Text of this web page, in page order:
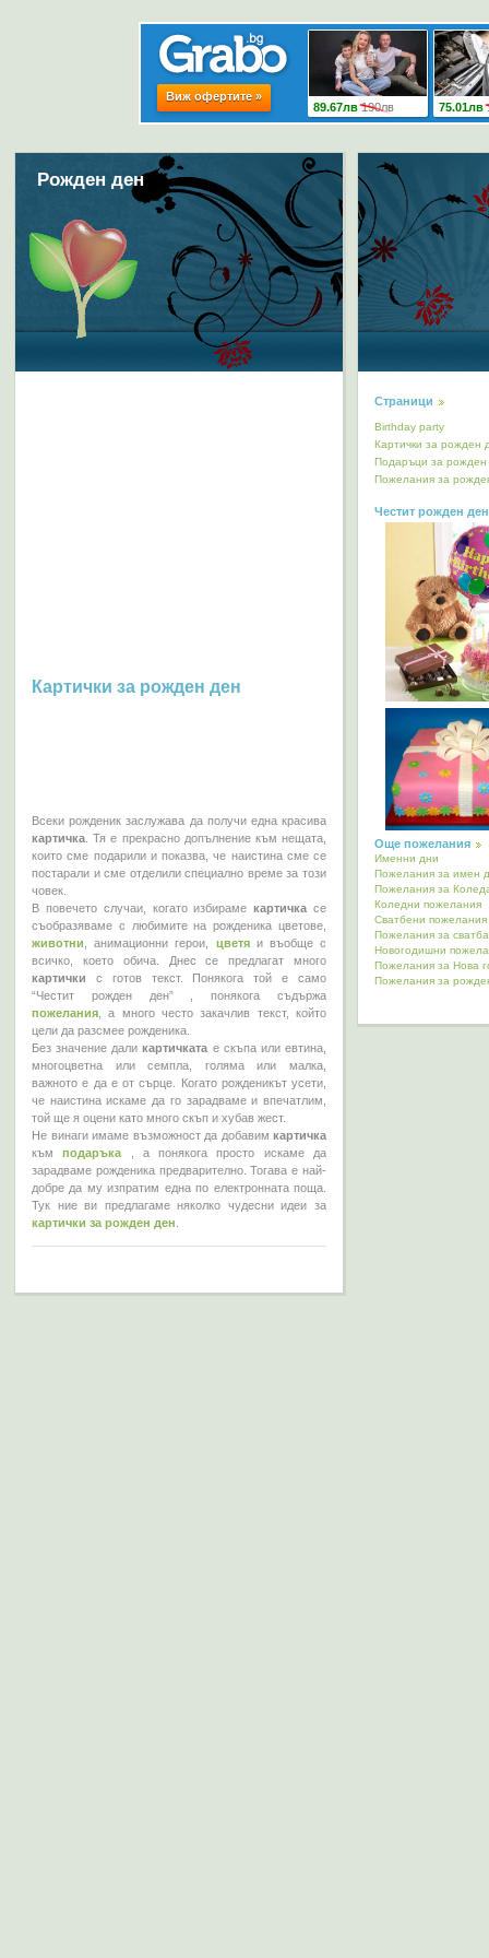
Рожден ден
Картички за рожден ден
Всеки рожденик заслужава да получи една красива
картичка . Тя е прекрасно допълнение към нещата,
които сме подарили и показва, че наистина сме се
постарали и сме отделили специално време за този
човек.
В повечето случаи, когато избирамекартичка се
съобразяваме с любимите на рожденика цветове,
животни , анимационни герои, цветяи въобще с
всичко, което обича. Днес се предлагат много
картички с готов текст. Понякога той е само
“Честит рожден ден” , понякога съдържа
пожелания , а много често закачлив текст, който
цели да разсмее рожденика.
Без значение даликартичката е скъпа или евтина,
многоцветна или семпла, голяма или малка,
важното е да е от сърце. Когато рожденикът усети,
че наистина искаме да го зарадваме и впечатлим,
той ще я оцени като много скъп и хубав жест.
Не винаги имаме възможност да добавим картичка
къмподаръка , а понякога просто искаме да
зарадваме рожденика предварително. Тогава е най-
добре да му изпратим една по електронната поща.
Тук ние ви предлагаме няколко чудесни идеи за
картички за рожден ден
Страници
Birthday party
Картички за рожден
Подаръци за рожден
Пожелания за
Честит рожден ден
Още пожелания
Именни дни
Пожелания за имен
Пожелания за
Коледни пожелания
Сватбени пожелания
Пожелания за сватба
Новогодишни
Пожелания за Нова
Пожелания за